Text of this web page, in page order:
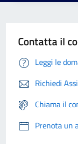
Contatta il
Leggi le
Richiedi
Chiama il
Prenota un